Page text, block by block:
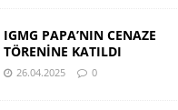
IGMG PAPA’NIN CENAZE
TÖRENİNE KATILDI
26.04.2025 0